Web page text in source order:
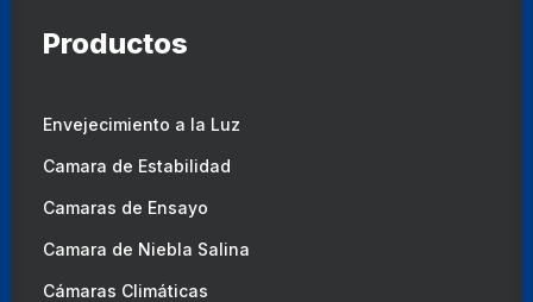
Productos
Envejecimiento a la Luz
Camara de Estabilidad
Camaras de Ensayo
Camara de Niebla Salina
Cámaras Climáticas